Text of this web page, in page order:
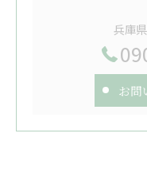
兵庫
お問